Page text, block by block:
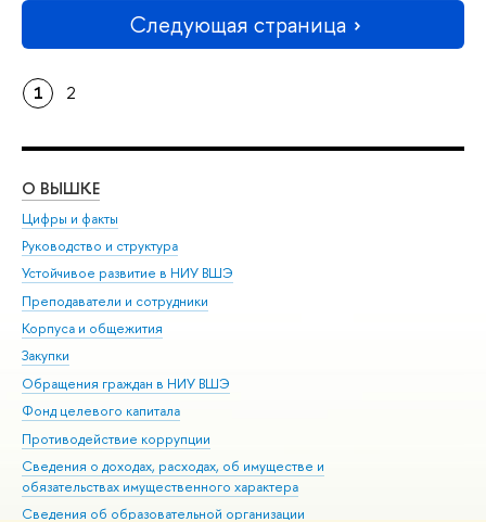
Следующая страница
1 2
О ВЫШКЕ
Цифры и факты
Руководство и структура
Устойчивое развитие в НИУ ВШЭ
Преподаватели и сотрудники
Корпуса и общежития
Закупки
Обращения граждан в НИУ ВШЭ
Фонд целевого капитала
Противодействие коррупции
Сведения о доходах, расходах, об имуществе и
обязательствах имущественного характера
Сведения об образовательной организации